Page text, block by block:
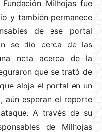
Milhojas fue
y también permanece
de ese portal
se dio cerca de las
nota acerca de la
que se trató de
aloja el portal en un
aún esperan el reporte
A través de su
de Milhojas